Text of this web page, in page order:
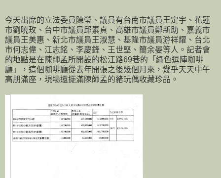
今天出席的立法委員陳瑩、議員有台南市議員王定宇、花蓮
市劉曉玫、台中市議員邱素貞、高雄市議員鄭新助、嘉義市
議員王美惠、新北市議員王淑慧、基隆市議員游祥耀、台北
市何志偉、江志銘、李慶鋒、王世堅、簡余晏等人。記者會
的地點是在陳師孟所開設的松江路69巷的「綠色逗陣咖啡
廳」，這個咖啡廳從去年開張之後幾個月來，幾乎天天中午
高朋滿座，現場還擺滿陳師孟的豬玩偶收藏珍品。